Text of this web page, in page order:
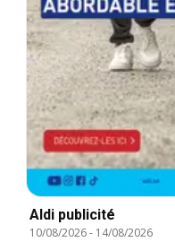
Aldi publicité
10/08/2026- 14/08/2026